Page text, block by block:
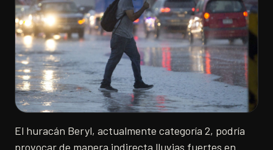
El huracán Beryl, actualmente categoría 2, podría
provocar de manera indirecta lluvias fuertes en